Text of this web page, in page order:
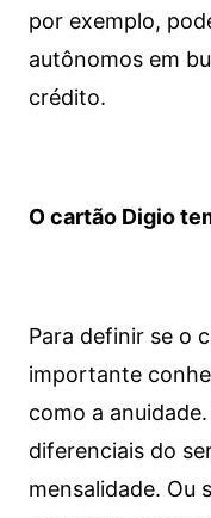
por exemplo,
autônomos em
crédito.
O cartão Digio
Para definir se o
importante
como a
diferenciais do
mensalidade. Ou